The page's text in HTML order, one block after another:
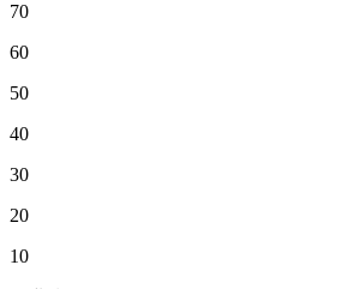
70
60
50
40
30
20
10